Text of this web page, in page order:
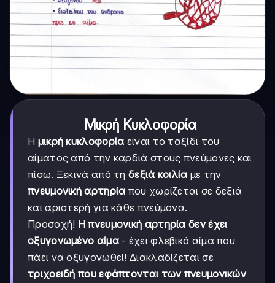
Μικρή Κυκλοφορία
Η μικρή κυκλοφορία είναι το ταξίδι του
αίματος από την καρδιά στους πνεύμονες και
πίσω. Ξεκινά από τηδεξιά κοιλία με την
πνευμονική αρτηρία που χωρίζεται σε δεξιά
και αριστερή για κάθε πνεύμονα.
Προσοχή! Ηπνευμονική αρτηρία δεν έχει
οξυγονωμένο αίμα- έχει φλεβικό αίμα που
πάει να οξυγονωθεί! Διακλαδίζεται σε
τριχοειδή που εφάπτονται των πνευμονικών